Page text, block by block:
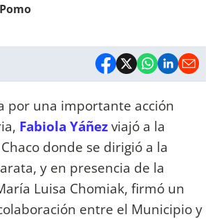
por una importante acción
Fabiola Yáñezviajó a la
donde se dirigió a la
y en presencia de la
Luisa Chomiak, firmó un
entre el Municipio y